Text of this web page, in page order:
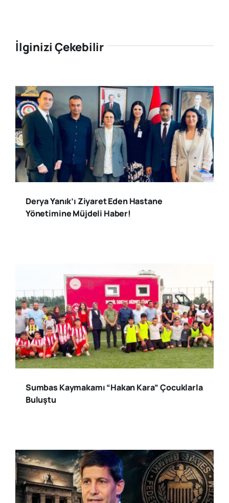
İlginizi Çekebilir
Derya Yanık’ı Ziyaret Eden Hastane
Yönetimine Müjdeli Haber!
Sumbas Kaymakamı “Hakan Kara” Çocuklarla
Buluştu